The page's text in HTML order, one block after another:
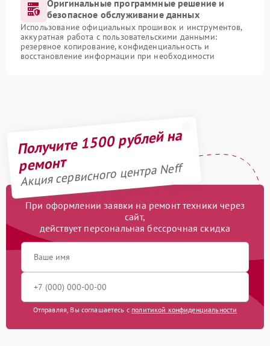
Оригинальные программные решение и
безопасное обслуживание данных
Использование официальных прошивок и инструментов,
аккуратная работа с пользовательскими данными:
резервное копирование, конфиденциальность и
восстановление информации при необходимости
Получите 1500 рублей на
ремонт
Акция сервисного центра Neff
При оформлении заявки на ремонт техники через
сайт,
действует персональная бессрочная скидка
Отправляя, Вы соглашаетесь с политикой конфиденциальности